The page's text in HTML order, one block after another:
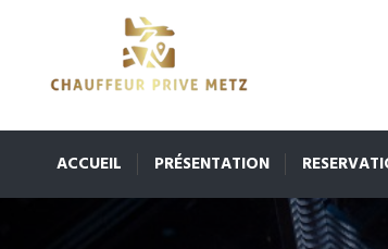
ACCUEIL PRÉSENTATION